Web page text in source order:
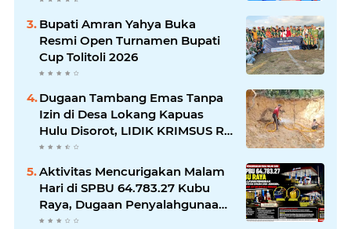
Bupati Amran Yahya Buka
Resmi Open Turnamen Bupati
Cup Tolitoli 2026
Dugaan Tambang Emas Tanpa
Izin di Desa Lokang Kapuas
Hulu Disorot, LIDIK KRIMSUS RI
Minta Verifikasi Lapangan
Aktivitas Mencurigakan Malam
Hari di SPBU 64.783.27 Kubu
Raya, Dugaan Penyalahgunaan
BBM Subsidi Mencuat